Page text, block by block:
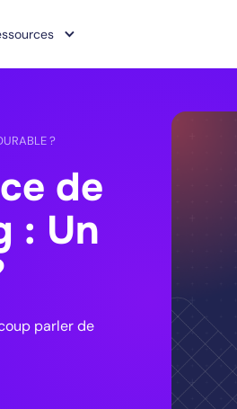
?
de
: Un
parler de